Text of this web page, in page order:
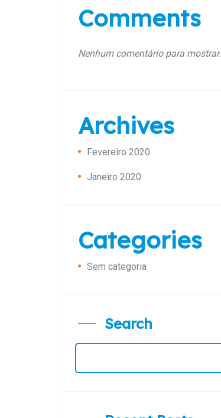
Comments
Nenhum comentário para mostrar.
Archives
Fevereiro 2020
Janeiro 2020
Categories
Sem categoria
Search